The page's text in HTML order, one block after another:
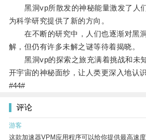
黑洞vp所散发的神秘能量激发了人
为科学研究提供了新的方向。
在不断的研究中，人们也逐渐对黑洞
解，但仍有许多未解之谜等待着揭晓。
黑洞vp的探索之旅充满着挑战和未
开宇宙的神秘面纱，让人类更深入地认
#44#
评论
游客
这款加速器VPM应用程序可以给你提供最高速